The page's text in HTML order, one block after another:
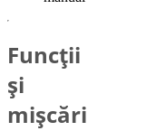
Funcții
și
mișcări